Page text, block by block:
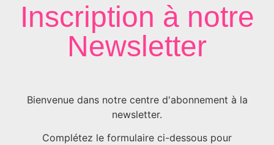
Inscription à notre
Newsletter
Bienvenue dans notre centre d'abonnement à la
newsletter.
Complétez le formulaire ci-dessous pour